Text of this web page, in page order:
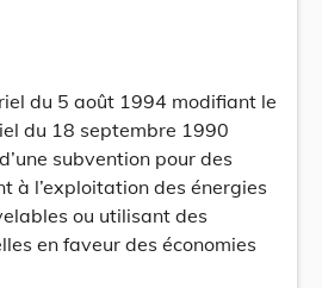
du 5 août 1994 modifiant le
du 18 septembre 1990
subvention pour des
à l’exploitation des énergies
ou utilisant des
en faveur des économies